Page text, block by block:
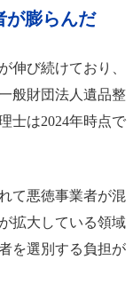
が膨らんだ
伸び続けており、
般財団法人遺品整
士は2024年時点で
て悪徳事業者が混
拡大している領域
を選別する負担が